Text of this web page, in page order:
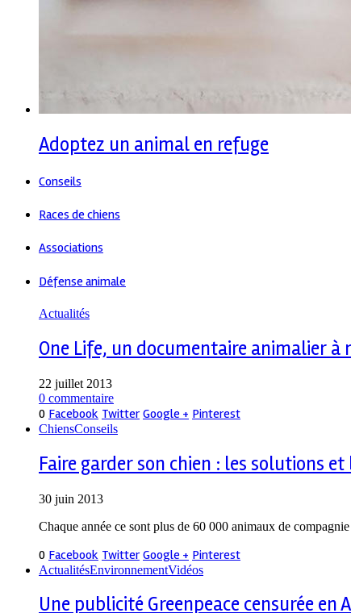
Adoptez un animal en refuge
Conseils
Races de chiens
Associations
Défense animale
Actualités
One Life, un documentaire animalier à
22 juillet 2013
0 commentaire
0 Facebook Twitter Google + Pinterest
ChiensConseils
Faire garder son chien : les solutions et
30 juin 2013
Chaque année ce sont plus de 60 000 animaux de
0 Facebook Twitter Google + Pinterest
ActualitésEnvironnementVidéos
Une publicité Greenpeace censurée en